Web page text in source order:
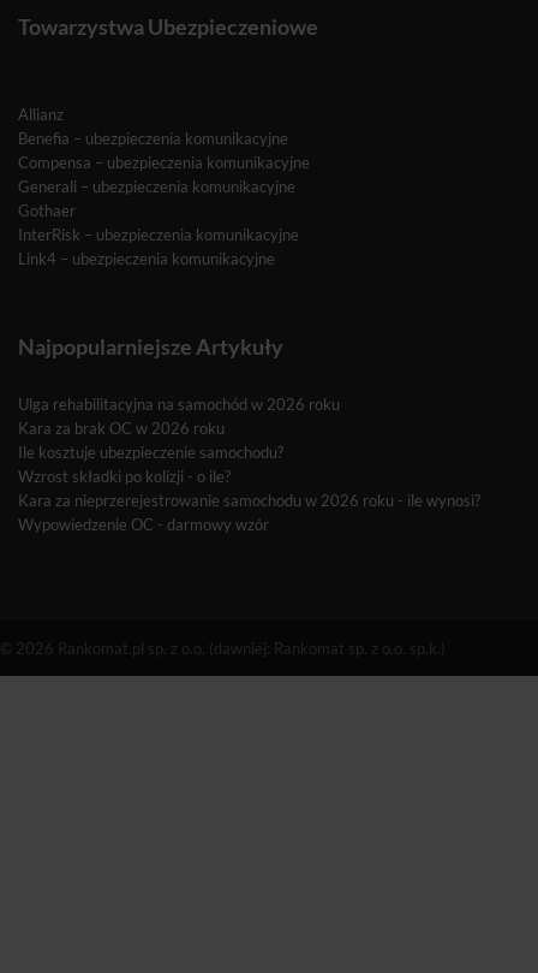
Towarzystwa Ubezpieczeniowe
Allianz
Benefia – ubezpieczenia komunikacyjne
Compensa – ubezpieczenia komunikacyjne
Generali – ubezpieczenia komunikacyjne
Gothaer
InterRisk – ubezpieczenia komunikacyjne
Link4 – ubezpieczenia komunikacyjne
Najpopularniejsze Artykuły
Ulga rehabilitacyjna na samochód w 2026 roku
Kara za brak OC w 2026 roku
Ile kosztuje ubezpieczenie samochodu?
Wzrost składki po kolizji - o ile?
Kara za nieprzerejestrowanie samochodu w 2026 roku - ile wynosi?
Wypowiedzenie OC - darmowy wzór
© 2026 Rankomat.pl sp. z o.o. (dawniej: Rankomat sp. z o.o. sp.k.)